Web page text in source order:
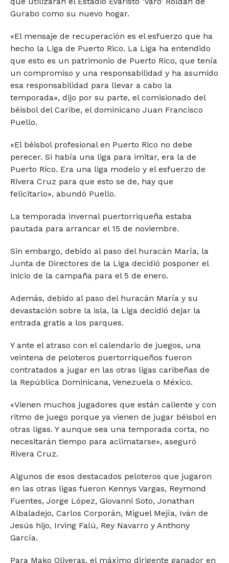
Gurabo como su nuevo hogar.
«El mensaje de recuperación es el esfuerzo que ha
hecho la Liga de Puerto Rico. La Liga ha entendido
que esto es un patrimonio de Puerto Rico, que tenía
un compromiso y una responsabilidad y ha asumido
esa responsabilidad para llevar a cabo la
temporada», dijo por su parte, el comisionado del
béisbol del Caribe, el dominicano Juan Francisco
Puello.
«El béisbol profesional en Puerto Rico no debe
perecer. Si había una liga para imitar, era la de
Puerto Rico. Era una liga modelo y el esfuerzo de
Rivera Cruz para que esto se de, hay que
felicitarlo», abundó Puello.
La temporada invernal puertorriqueña estaba
pautada para arrancar el 15 de noviembre.
Sin embargo, debido al paso del huracán María, la
Junta de Directores de la Liga decidió posponer el
inicio de la campaña para el 5 de enero.
Además, debido al paso del huracán María y su
devastación sobre la isla, la Liga decidió dejar la
entrada gratis a los parques.
Y ante el atraso con el calendario de juegos, una
veintena de peloteros puertorriqueños fueron
contratados a jugar en las otras ligas caribeñas de
la República Dominicana, Venezuela o México.
«Vienen muchos jugadores que están caliente y con
ritmo de juego porque ya vienen de jugar béisbol en
otras ligas. Y aunque sea una temporada corta, no
necesitarán tiempo para aclimatarse», aseguró
Rivera Cruz.
Algunos de esos destacados peloteros que jugaron
en las otras ligas fueron Kennys Vargas, Reymond
Fuentes, Jorge López, Giovanni Soto, Jonathan
Albaladejo, Carlos Corporán, Miguel Mejía, Iván de
Jesús hijo, Irving Falú, Rey Navarro y Anthony
García.
Para Mako Oliveras, el máximo dirigente ganador en